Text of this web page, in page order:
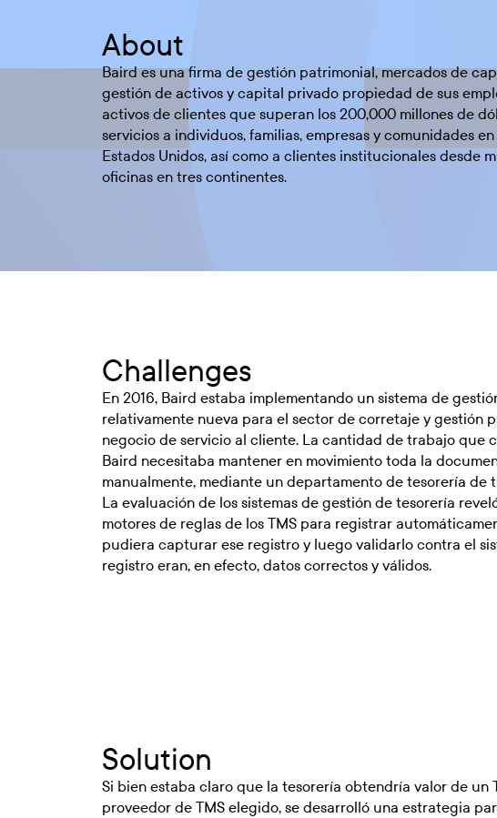
About
Baird es una firma de gestión patrimonial, mercados de
gestión de activos y capital privado propiedad de sus
activos de clientes que superan los 200,000 millones de
servicios a individuos, familias, empresas y comunidades
Estados Unidos, así como a clientes institucionales desde
oficinas en tres continentes.
Challenges
En 2016, Baird estaba implementando un sistema de
relativamente nueva para el sector de corretaje y gestión
negocio de servicio al cliente. La cantidad de trabajo que
Baird necesitaba mantener en movimiento toda la
manualmente, mediante un departamento de tesorería de
La evaluación de los sistemas de gestión de tesorería
motores de reglas de los TMS para registrar
pudiera capturar ese registro y luego validarlo contra el
registro eran, en efecto, datos correctos y válidos.
Solution
Si bien estaba claro que la tesorería obtendría valor de un
proveedor de TMS elegido, se desarrolló una estrategia